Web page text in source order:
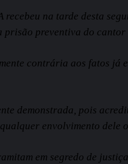
recebeu na tarde desta
preventiva do
contrária aos fatos
demonstrada, pois
envolvimento
em segredo de